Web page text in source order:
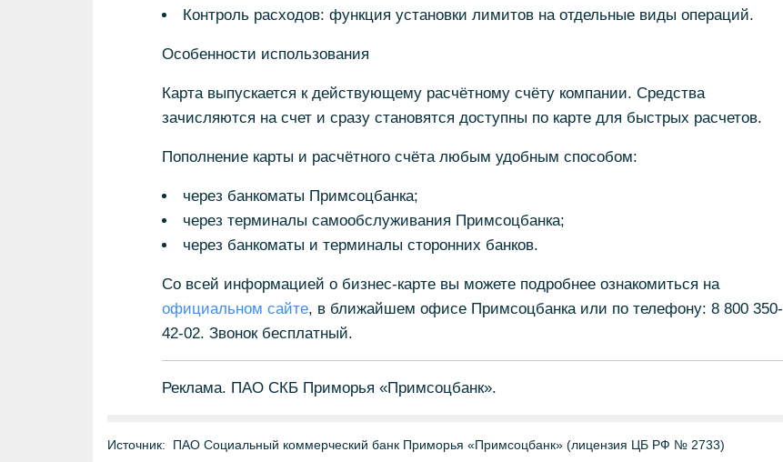
Контроль расходов: функция установки лимитов на отдельные виды операций.
Особенности использования
Карта выпускается к действующему расчётному счёту компании. Средства
зачисляются на счет и сразу становятся доступны по карте для быстрых расчетов.
Пополнение карты и расчётного счёта любым удобным способом:
через банкоматы Примсоцбанка;
через терминалы самообслуживания Примсоцбанка;
через банкоматы и терминалы сторонних банков.
Со всей информацией о бизнес-карте вы можете подробнее ознакомиться на
официальном сайте, в ближайшем офисе Примсоцбанка или по телефону: 8 800 350-
42-02. Звонок бесплатный.
Реклама. ПАО СКБ Приморья «Примсоцбанк».
Источник: ПАО Социальный коммерческий банк Приморья «Примсоцбанк» (лицензия ЦБ РФ № 2733)